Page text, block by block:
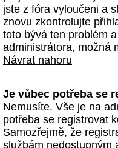
jste z fóra vyloučeni a
znovu zkontrolujte
toto bývá ten problém
administrátora, možná
Návrat nahoru
Je vůbec potřeba se
Nemusíte. Vše je na
potřeba se registrovat
Samozřejmě, že
službám nedostupným